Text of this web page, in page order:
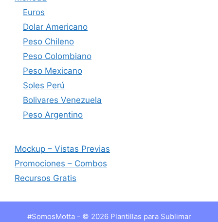
Euros
Dolar Americano
Peso Chileno
Peso Colombiano
Peso Mexicano
Soles Perú
Bolivares Venezuela
Peso Argentino
Mockup – Vistas Previas
Promociones – Combos
Recursos Gratis
#SomosMotta - © 2026 Plantillas para Sublimar